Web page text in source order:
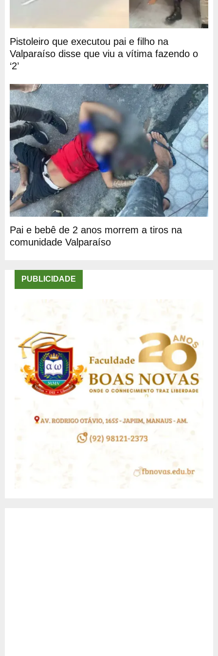
Pistoleiro que executou pai e filho na
Valparaíso disse que viu a vítima fazendo o
‘2’
Pai e bebê de 2 anos morrem a tiros na
comunidade Valparaíso
PUBLICIDADE